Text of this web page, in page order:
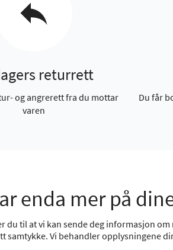
returrett
og angrerett fra du mottar
varen
Du får
enda mer på
du til at vi kan sende deg informasjon
samtykke. Vi behandler opplysningene